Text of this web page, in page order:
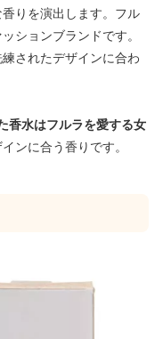
りを演出します。フル
ションブランドです。
されたデザインに合わ
香水はフルラを愛する女
ンに合う香りです。